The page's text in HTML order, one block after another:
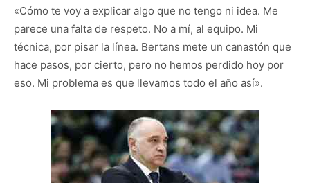
«Cómo te voy a explicar algo que no tengo ni idea. Me
parece una falta de respeto. No a mí, al equipo. Mi
técnica, por pisar la línea. Bertans mete un canastón que
hace pasos, por cierto, pero no hemos perdido hoy por
eso. Mi problema es que llevamos todo el año así».